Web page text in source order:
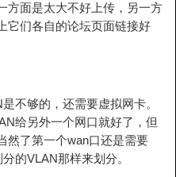
方面是太大不好上传，另一方
它们各自的论坛页面链接好
不够的，还需要虚拟网卡。
给另外一个网口就好了，但
然了第一个wan口还是需要
的VLAN那样来划分。